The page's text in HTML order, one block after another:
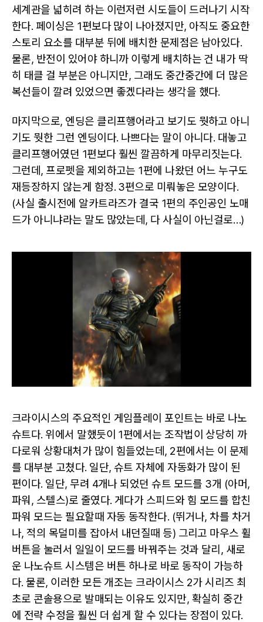
세계관을 넓히려 하는 이런저런 시도들이 드러나기 시작
한다. 페이싱은 1편보다 많이 나아졌지만, 아직도 중요한
스토리 요소를 대부분 뒤에 배치한 문제점은 남아있다.
물론, 반전이 있어야 하니까 이렇게 배치하는 건 내가 딱
히 태클 걸 부분은 아니지만, 그래도 중간중간에 더 많은
복선들이 깔려 있었으면 좋겠다라는 생각을 했다.
마지막으로, 엔딩은 클리프행어라고 보기도 뭣하고 아니
기도 뭣한 그런 엔딩이다. 나쁘다는 말이 아니다. 대놓고
클리프행어였던 1편보다 훨씬 깔끔하게 마무리짓는다.
그런데, 프로펫을 제외하고는 1편에 나왔던 어느 누구도
재등장하지 않는게 함정. 3편으로 미뤄놓은 모양이다.
(사실 출시전에 알카트라즈가 결국 1편의 주인공인 노매
드가 아니냐라는 말도 많았는데, 다 사실이 아닌걸로…)
크라이시스의 주요적인 게임플레이 포인트는 바로 나노
슈트다. 위에서 말했듯이 1편에서는 조작법이 상당히 까
다로워 상황대처가 많이 힘들었는데, 2편에서는 이 문제
를 대부분 고쳤다. 일단, 슈트 자체에 자동화가 많이 된
편이다. 일단, 무려 4개나 되었던 슈트 모드를 3개 (아머,
파워, 스텔스)로 줄였다. 게다가 스피드와 힘 모드를 합친
파워 모드는 필요할때 자동 동작한다. (뛰거나, 차를 차거
나, 적의 목덜미를 잡아서 내던질때 등) 그리고 마우스 휠
버튼을 눌러서 일일이 모드를 바꿔주는 것과 달리, 새로
운 나노슈트 시스템은 버튼 하나로 바로 동작이 가능하
다. 물론, 이러한 모든 개조는 크라이시스 2가 시리즈 최
초로 콘솔용으로 발매되는 이유도 있지만, 확실히 중간
에 전략 수정을 훨씬 더 쉽게 할 수 있다는 장점이 있다.